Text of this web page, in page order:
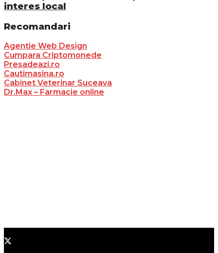
interes local
Recomandari
Agentie Web Design
Cumpara Criptomonede
Presadeazi.ro
Cautimasina.ro
Cabinet Veterinar Suceava
Dr.Max – Farmacie online